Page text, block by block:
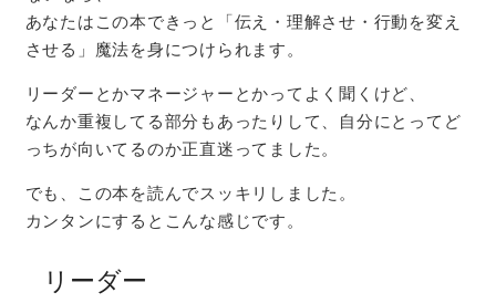
あなたはこの本できっと「伝え・理解させ・行動を変え
させる」魔法を身につけられます。
リーダーとかマネージャーとかってよく聞くけど、
なんか重複してる部分もあったりして、自分にとってど
っちが向いてるのか正直迷ってました。
でも、この本を読んでスッキリしました。
カンタンにするとこんな感じです。
リーダー